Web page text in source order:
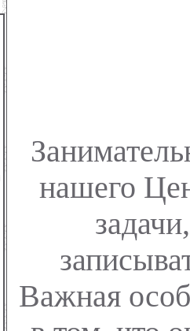
нашего
Важная